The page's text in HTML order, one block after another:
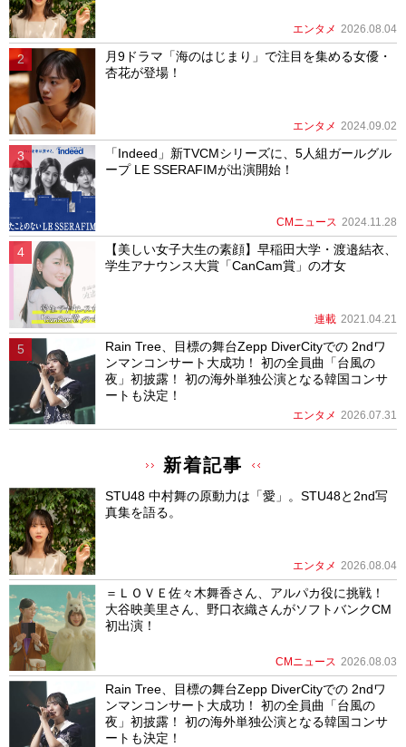
エンタメ 2026.08.04
月9ドラマ「海のはじまり」で注目を集める女優・
杏花が登場！
エンタメ 2024.09.02
「Indeed」新TVCMシリーズに、5人組ガールグル
ープ LE SSERAFIMが出演開始！
CMニュース 2024.11.28
【美しい女子大生の素顔】早稲田大学・渡邉結衣、
学生アナウンス大賞「CanCam賞」の才女
連載 2021.04.21
Rain Tree、目標の舞台Zepp DiverCityでの 2ndワ
ンマンコンサート大成功！ 初の全員曲「台風の
夜」初披露！ 初の海外単独公演となる韓国コンサ
ートも決定！
エンタメ 2026.07.31
新着記事
STU48 中村舞の原動力は「愛」。STU48と2nd写
真集を語る。
エンタメ 2026.08.04
＝ＬＯＶＥ佐々木舞香さん、アルパカ役に挑戦！
大谷映美里さん、野口衣織さんがソフトバンクCM
初出演！
CMニュース 2026.08.03
Rain Tree、目標の舞台Zepp DiverCityでの 2ndワ
ンマンコンサート大成功！ 初の全員曲「台風の
夜」初披露！ 初の海外単独公演となる韓国コンサ
ートも決定！